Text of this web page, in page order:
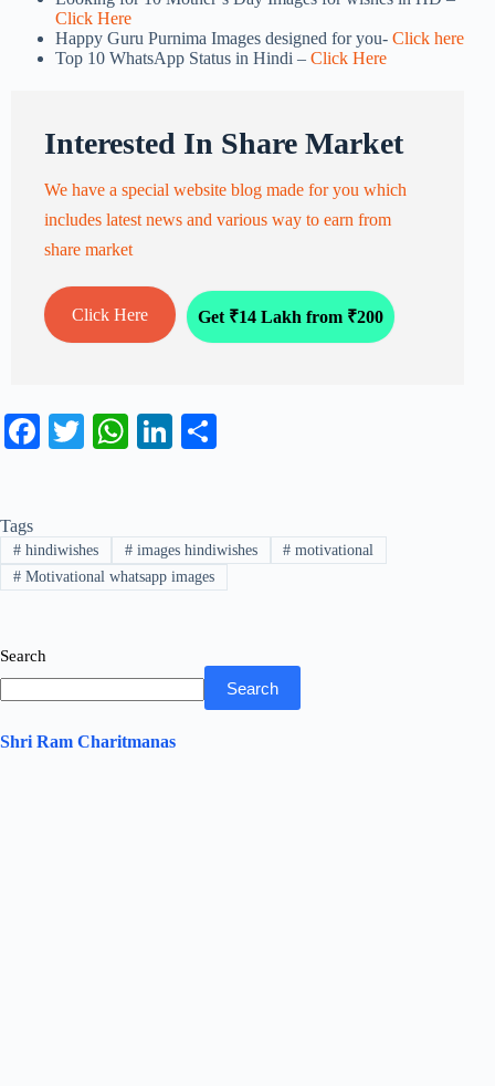
Click Here
Happy Guru Purnima Images designed for you- Click here
Top 10 WhatsApp Status in Hindi – Click Here
Interested In Share Market
We have a special website blog made for you which
includes latest news and various way to earn from
share market
Click Here Get ₹14 Lakh from ₹200
Fa
ok
T
r
W
A
pp
Li
In
Tags
#hindiwishes #images hindiwishes # motivational
#Motivational whatsapp images
Search
Search
Shri Ram Charitmanas